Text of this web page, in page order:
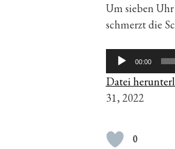
Um sieben
schmerzt die
Audio-
Player
00:00
Datei
31, 2022
0